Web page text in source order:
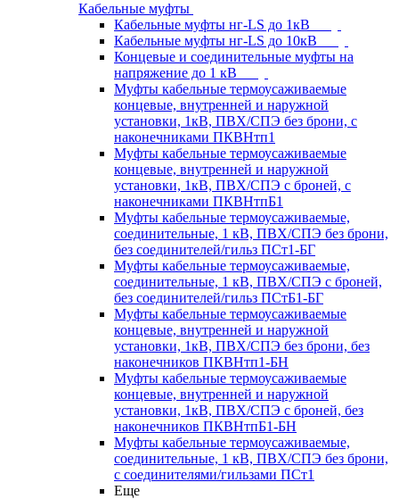
Кабельные муфты
Кабельные муфты нг-LS до 1кВ
Кабельные муфты нг-LS до 10кВ
Концевые и соединительные муфты на
напряжение до 1 кВ
Муфты кабельные термоусаживаемые
концевые, внутренней и наружной
установки, 1кВ, ПВХ/СПЭ без брони, с
наконечниками ПКВНтп1
Муфты кабельные термоусаживаемые
концевые, внутренней и наружной
установки, 1кВ, ПВХ/СПЭ с броней, с
наконечниками ПКВНтпБ1
Муфты кабельные термоусаживаемые,
соединительные, 1 кВ, ПВХ/СПЭ без брони,
без соединителей/гильз ПСт1-БГ
Муфты кабельные термоусаживаемые,
соединительные, 1 кВ, ПВХ/СПЭ с броней,
без соединителей/гильз ПСтБ1-БГ
Муфты кабельные термоусаживаемые
концевые, внутренней и наружной
установки, 1кВ, ПВХ/СПЭ без брони, без
наконечников ПКВНтп1-БН
Муфты кабельные термоусаживаемые
концевые, внутренней и наружной
установки, 1кВ, ПВХ/СПЭ с броней, без
наконечников ПКВНтпБ1-БН
Муфты кабельные термоусаживаемые,
соединительные, 1 кВ, ПВХ/СПЭ без брони,
с соединителями/гильзами ПСт1
Еще